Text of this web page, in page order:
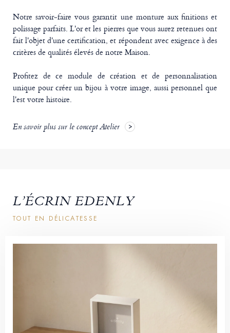
Notre savoir-faire vous garantit une monture aux finitions et
polissage parfaits. L'or et les pierres que vous aurez retenues ont
fait l'objet d'une certification, et répondent avec exigence à des
critères de qualités élevés de notre Maison.
Profitez de ce module de création et de personnalisation
unique pour créer un bijou à votre image, aussi personnel que
l'est votre histoire.
En savoir plus sur le concept Atelier
L’ÉCRIN EDENLY
TOUT EN DÉLICATESSE